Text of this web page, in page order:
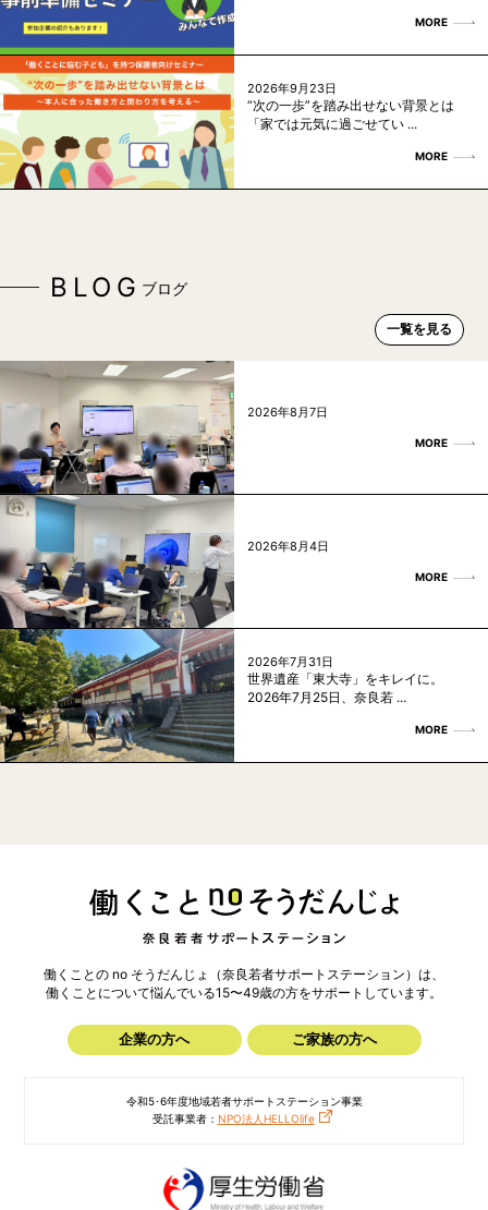
MORE
2026年9月23日
“次の一歩”を踏み出せない背景とは
「家では元気に過ごせてい ...
MORE
BLOG ブログ
一覧を見る
2026年8月7日
MORE
2026年8月4日
MORE
2026年7月31日
世界遺産「東大寺」をキレイに。
2026年7月25日、奈良若 ...
MORE
働くことの no そうだんじょ（奈良若者サポートステーション）は、
働くことについて悩んでいる15〜49歳の方をサポートしています。
企業の方へ ご家族の方へ
令和5･6年度地域若者サポートステーション事業
受託事業者： NPO法人HELLOlife